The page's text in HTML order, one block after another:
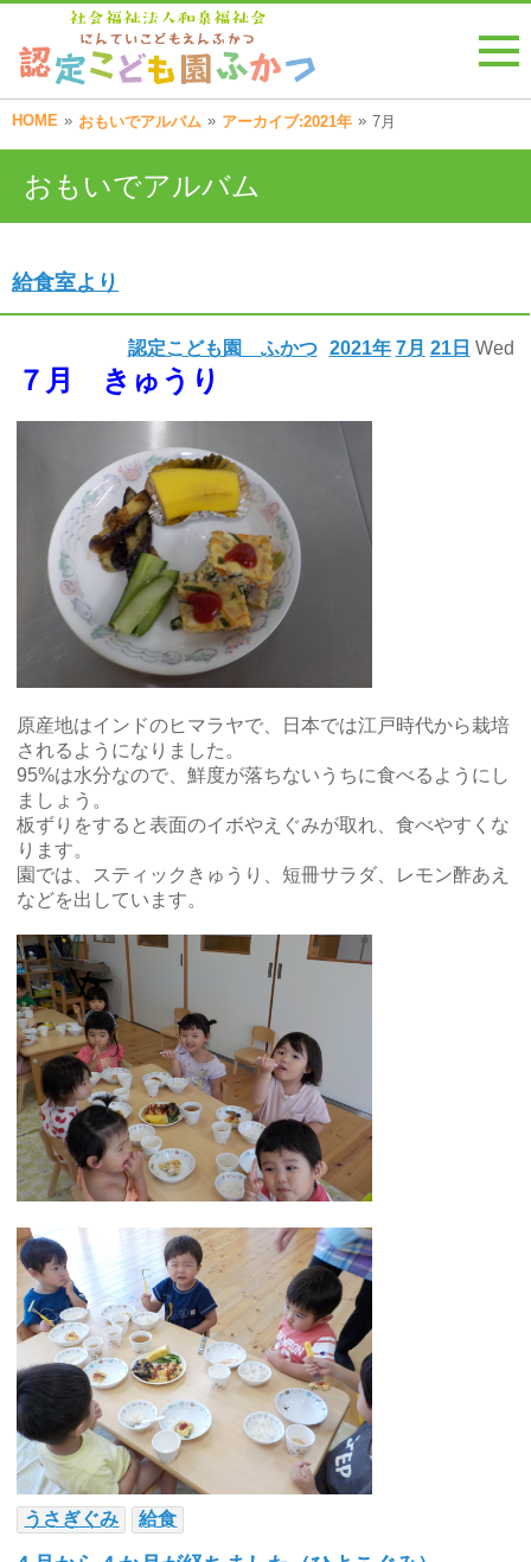
HOME » おもいでアルバム » アーカイブ:2021年 » 7月
おもいでアルバム
給食室より
2021年 7月 21日 Wed
認定こども園 ふかつ
７月 きゅうり
原産地はインドのヒマラヤで、日本では江戸時代から栽培
されるようになりました。
95%は水分なので、鮮度が落ちないうちに食べるようにし
ましょう。
板ずりをすると表面のイボやえぐみが取れ、食べやすくな
ります。
園では、スティックきゅうり、短冊サラダ、レモン酢あえ
などを出しています。
うさぎぐみ 給食